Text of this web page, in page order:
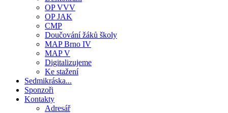
OP VVV
OP JAK
CMP
Doučování žáků školy
MAP Brno IV
MAP V
Digitalizujeme
Ke stažení
Sedmikráska...
Sponzoři
Kontakty
Adresář